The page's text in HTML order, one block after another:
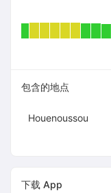
包含的地点
Houenoussou
下载 App